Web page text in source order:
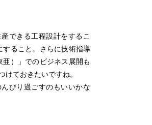
できる工程設計をするこ
すること。さらに技術指導
）」でのビジネス展開も
ておきたいですね。
びり過ごすのもいいかな